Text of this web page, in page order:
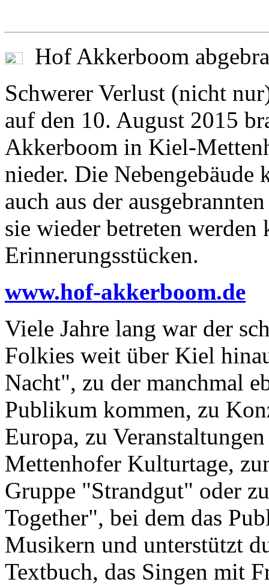
Hof Akkerboom
Schwerer Verlust (nicht
auf den 10. August 2015
Akkerboom in Kiel-
nieder. Die Nebengebäude
auch aus der
sie wieder betreten
Erinnerungsstücken.
www.hof-akkerboom.de
Viele Jahre lang war der
Folkies weit über Kiel
Nacht", zu der manchmal
Publikum kommen, zu
Europa, zu
Mettenhofer Kulturtage,
Gruppe "Strandgut" oder
Together", bei dem das
Musikern und unterstützt
Textbuch, das Singen mit